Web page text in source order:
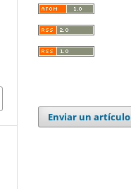
Enviar un artículo